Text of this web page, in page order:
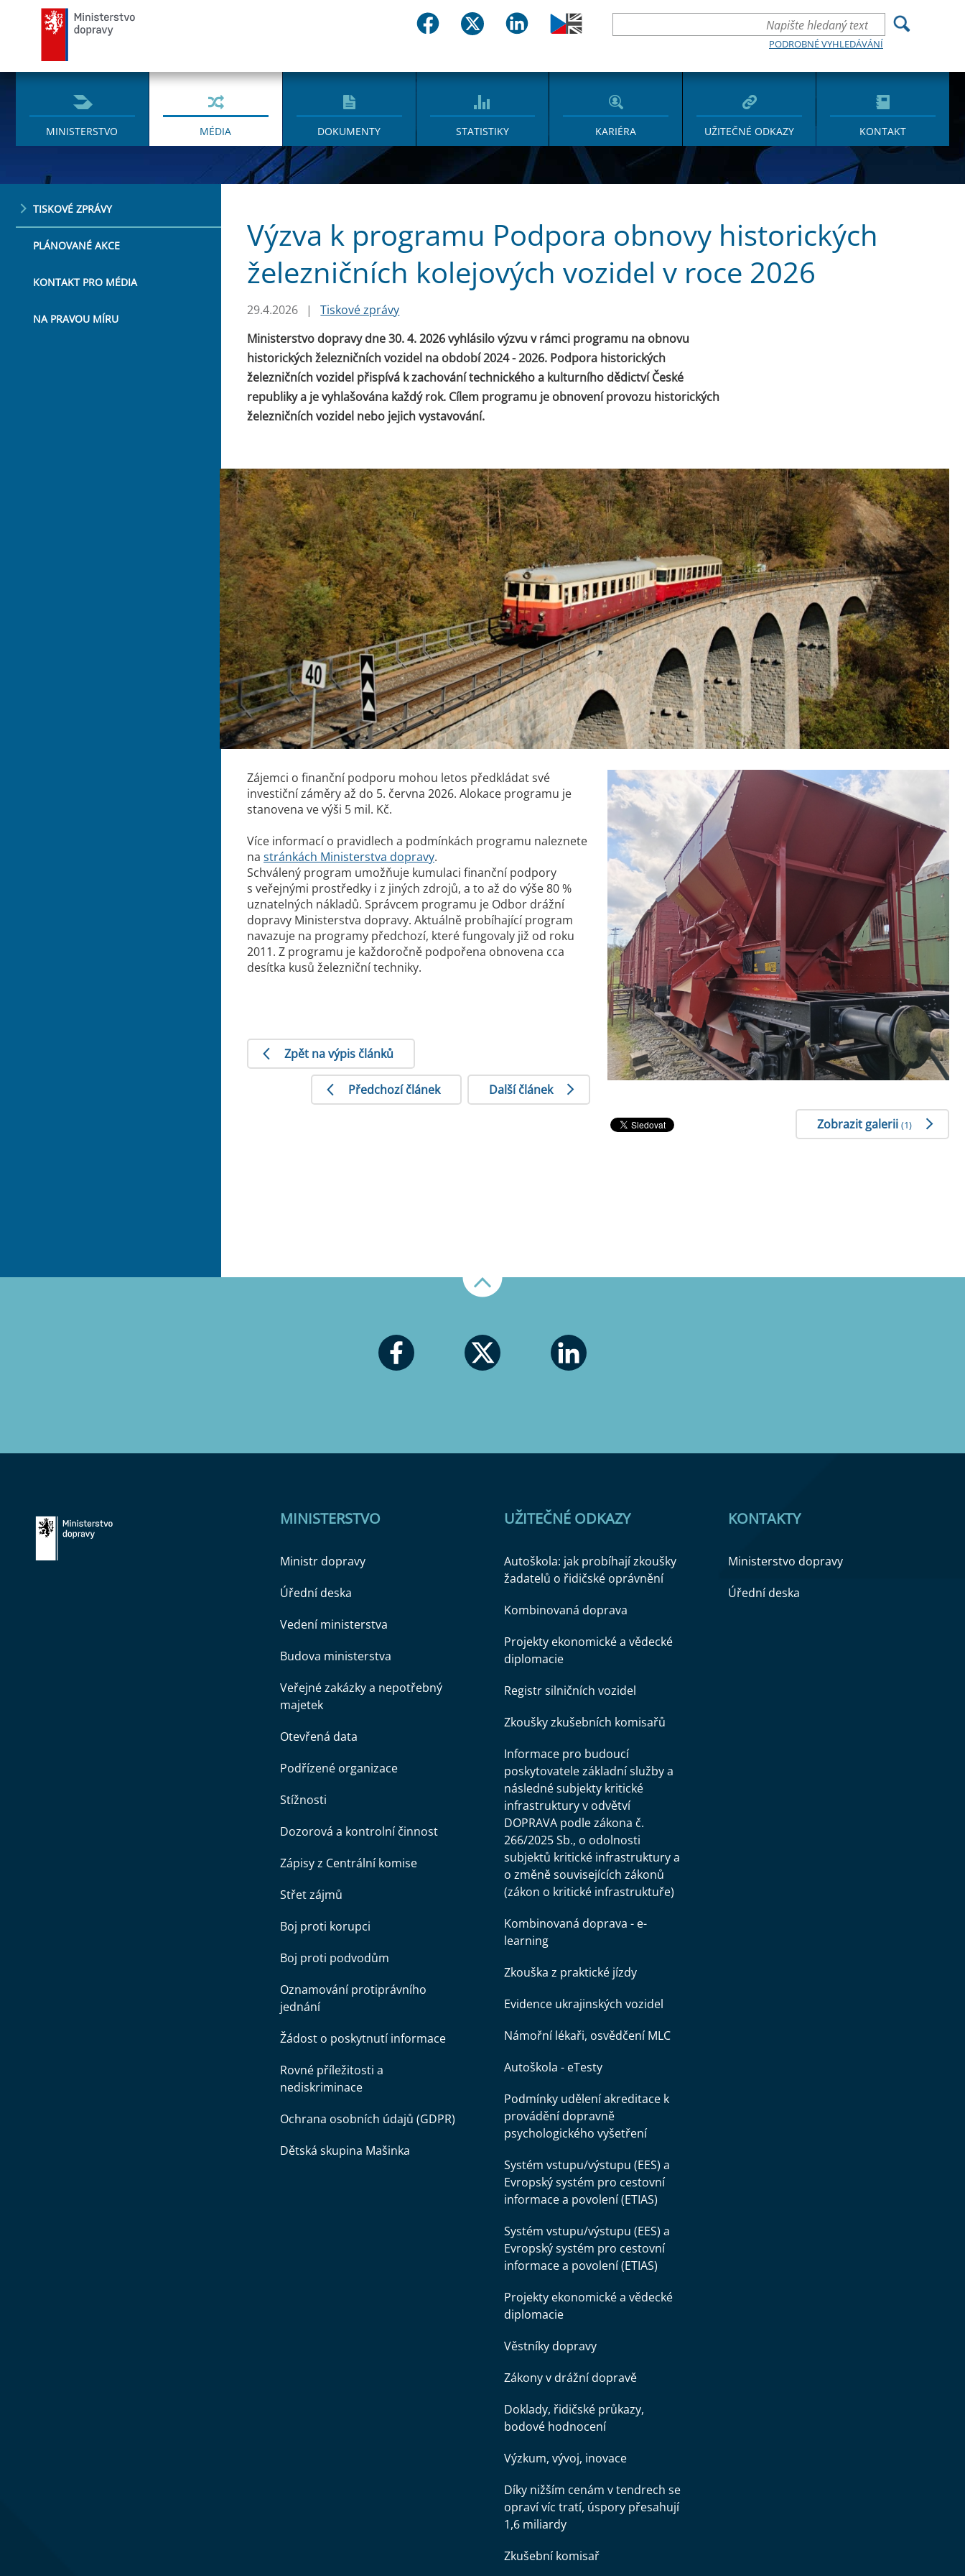
PODROBNÉ VYHLEDÁVÁNÍ
MINISTERSTVO MÉDIA DOKUMENTY STATISTIKY KARIÉRA UŽITEČNÉ ODKAZY KONTAKT
TISKOVÉ ZPRÁVY
PLÁNOVANÉ AKCE
KONTAKT PRO MÉDIA
NA PRAVOU MÍRU
Výzva k programu Podpora obnovy historických
železničních kolejových vozidel v roce 2026
29.4.2026 |
Tiskové zprávy
Ministerstvo dopravy dne 30. 4. 2026 vyhlásilo výzvu v rámci programu na obnovu
historických železničních vozidel na období 2024 - 2026. Podpora historických
železničních vozidel přispívá k zachování technického a kulturního dědictví České
republiky a je vyhlašována každý rok. Cílem programu je obnovení provozu historických
železničních vozidel nebo jejich vystavování.
Zobrazit galerii (1)
Zájemci o finanční podporu mohou letos předkládat své
investiční záměry až do 5. června 2026. Alokace programu je
stanovena ve výši 5 mil. Kč.
Více informací o pravidlech a podmínkách programu naleznete
na stránkách Ministerstva dopravy.
Schválený program umožňuje kumulaci finanční podpory
s veřejnými prostředky i z jiných zdrojů, a to až do výše 80 %
uznatelných nákladů. Správcem programu je Odbor drážní
dopravy Ministerstva dopravy. Aktuálně probíhající program
navazuje na programy předchozí, které fungovaly již od roku
2011. Z programu je každoročně podpořena obnovena cca
desítka kusů železniční techniky.
Zpět na výpis článků
Předchozí článek Další článek
MINISTERSTVO
Ministr dopravy
Úřední deska
Vedení ministerstva
Budova ministerstva
Veřejné zakázky a nepotřebný
majetek
Otevřená data
Podřízené organizace
Stížnosti
Dozorová a kontrolní činnost
Zápisy z Centrální komise
Střet zájmů
Boj proti korupci
Boj proti podvodům
Oznamování protiprávního
jednání
Žádost o poskytnutí informace
Rovné příležitosti a
nediskriminace
Ochrana osobních údajů (GDPR)
Dětská skupina Mašinka
UŽITEČNÉ ODKAZY
Autoškola: jak probíhají zkoušky
žadatelů o řidičské oprávnění
Kombinovaná doprava
Projekty ekonomické a vědecké
diplomacie
Registr silničních vozidel
Zkoušky zkušebních komisařů
Informace pro budoucí
poskytovatele základní služby a
následné subjekty kritické
infrastruktury v odvětví
DOPRAVA podle zákona č.
266/2025 Sb., o odolnosti
subjektů kritické infrastruktury a
o změně souvisejících zákonů
(zákon o kritické infrastruktuře)
Kombinovaná doprava - e-
learning
Zkouška z praktické jízdy
Evidence ukrajinských vozidel
Námořní lékaři, osvědčení MLC
Autoškola - eTesty
Podmínky udělení akreditace k
provádění dopravně
psychologického vyšetření
Systém vstupu/výstupu (EES) a
Evropský systém pro cestovní
informace a povolení (ETIAS)
Systém vstupu/výstupu (EES) a
Evropský systém pro cestovní
informace a povolení (ETIAS)
Projekty ekonomické a vědecké
diplomacie
Věstníky dopravy
Zákony v drážní dopravě
Doklady, řidičské průkazy,
bodové hodnocení
Výzkum, vývoj, inovace
Díky nižším cenám v tendrech se
opraví víc tratí, úspory přesahují
1,6 miliardy
Zkušební komisař
KONTAKTY
Ministerstvo dopravy
Úřední deska